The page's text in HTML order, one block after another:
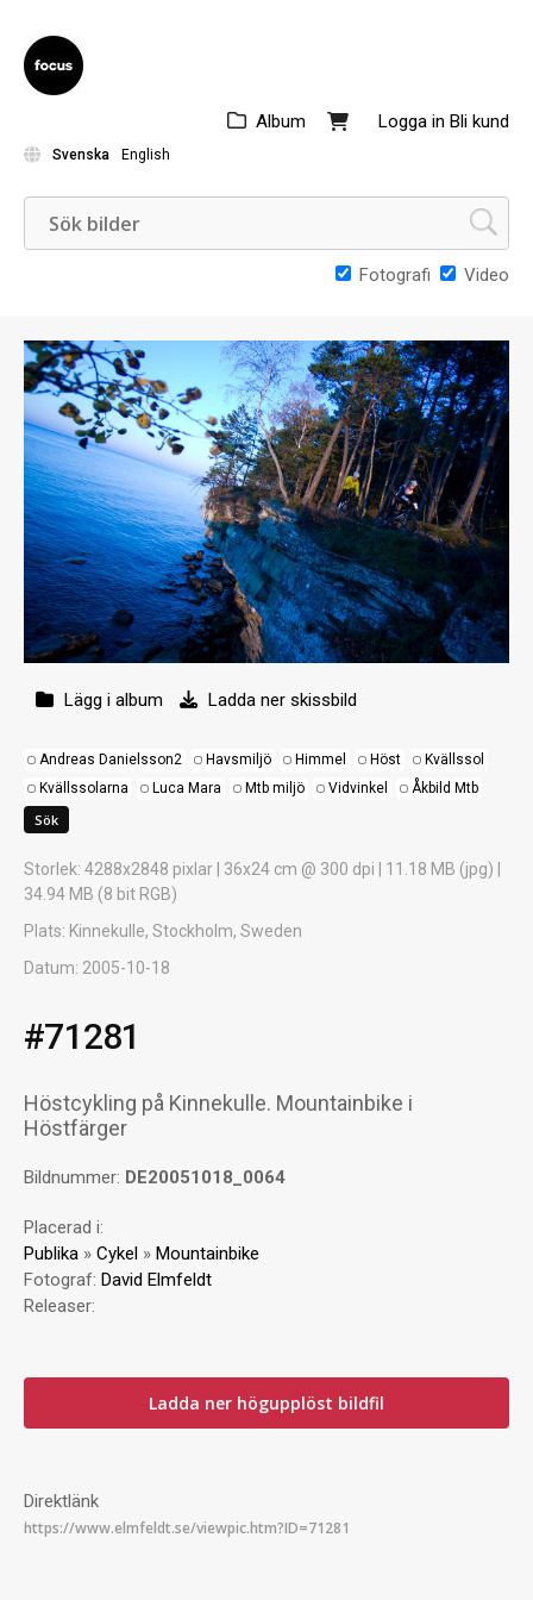
Logga in Bli kund
Album
Svenska English
Fotografi Video
Lägg i album Ladda ner skissbild
Andreas Danielsson2 Havsmiljö Himmel Höst
Kvällssol
Kvällssolarna
Luca Mara Mtb miljö Vidvinkel Åkbild Mtb
Storlek: 4288x2848 pixlar | 36x24 cm @ 300 dpi | 11.18 MB (jpg) |
34.94 MB (8 bit RGB)
Plats: Kinnekulle, Stockholm, Sweden
Datum: 2005-10-18
#71281
Höstcykling på Kinnekulle. Mountainbike i
Höstfärger
Bildnummer: DE20051018_0064
Placerad i:
Publika » Cykel » Mountainbike
Fotograf: David Elmfeldt
Releaser:
Ladda ner högupplöst bildfil
Direktlänk